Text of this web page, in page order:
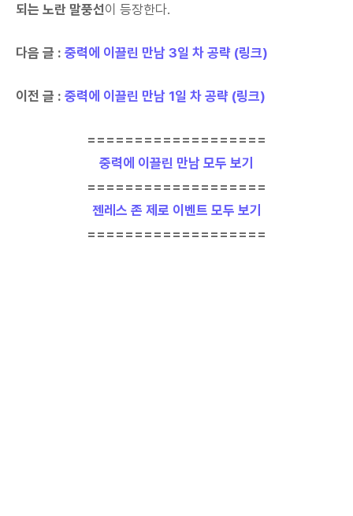
되는 노란 말풍선이 등장한다.
다음 글 : 중력에 이끌린 만남 3일 차 공략 (링크)
이전 글 : 중력에 이끌린 만남 1일 차 공략 (링크)
===================
중력에 이끌린 만남 모두 보기
===================
젠레스 존 제로 이벤트 모두 보기
===================